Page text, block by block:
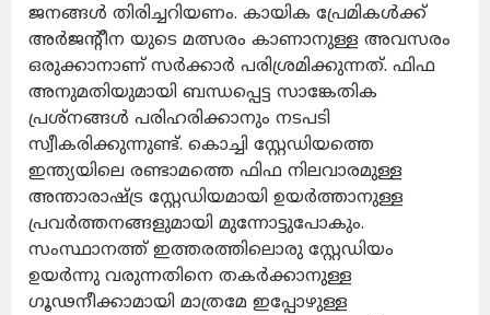
ജനങ്ങള്‍ തിരിച്ചറിയണം. കായിക പ്രേമികള്‍ക്ക്
അര്‍ജന്റീന യുടെ മത്സരം കാണാനുള്ള അവസരം
ഒരുക്കാനാണ് സര്‍ക്കാര്‍ പരിശ്രമിക്കുന്നത്. ഫിഫ
അനുമതിയുമായി ബന്ധപ്പെട്ട സാങ്കേതിക
പ്രശ്‌നങ്ങള്‍ പരിഹരിക്കാനും നടപടി
സ്വീകരിക്കുന്നുണ്ട്. കൊച്ചി സ്റ്റേഡിയത്തെ
ഇന്ത്യയിലെ രണ്ടാമത്തെ ഫിഫ നിലവാരമുള്ള
അന്താരാഷ്ട്ര സ്റ്റേഡിയമായി ഉയർത്താനുള്ള
പ്രവര്‍ത്തനങ്ങളുമായി മുന്നോട്ടുപോകും.
സംസ്ഥാനത്ത് ഇത്തരത്തിലൊരു സ്റ്റേഡിയം
ഉയർന്നു വരുന്നതിനെ തകർക്കാനുള്ള
ഗൂഢനീക്കാമായി മാത്രമേ ഇപ്പോഴുള്ള